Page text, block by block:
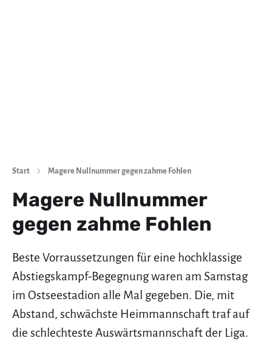
Start Magere Nullnummer gegen zahme Fohlen
Magere Nullnummer
gegen zahme Fohlen
Beste Vorraussetzungen für eine hochklassige
Abstiegskampf-Begegnung waren am Samstag
im Ostseestadion alle Mal gegeben. Die, mit
Abstand, schwächste Heimmannschaft traf auf
die schlechteste Auswärtsmannschaft der Liga.